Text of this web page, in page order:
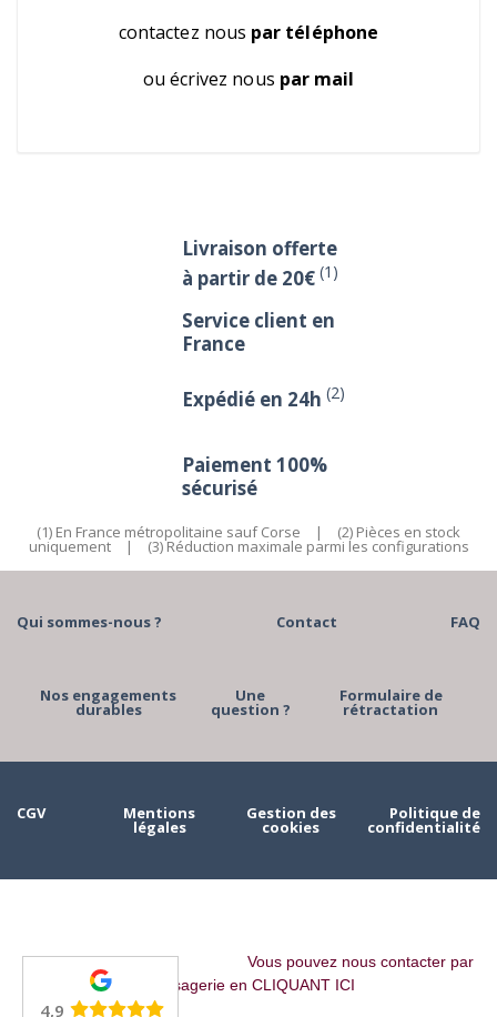
contactez nous par téléphone
ou écrivez nous par mail
Livraison offerte
à partir de 20€ (1)
Service client en
France
Expédié en 24h (2)
Paiement 100%
sécurisé
(1) En France métropolitaine sauf Corse | (2) Pièces en stock
uniquement | (3) Réduction maximale parmi les configurations
Qui sommes-nous ? Contact FAQ
Nos engagements
durables
Une
question ?
Formulaire de
rétractation
CGV Mentions
légales
Gestion des
cookies
Politique de
confidentialité
Vous pouvez nous contacter par
messagerie en CLIQUANT ICI
4,9